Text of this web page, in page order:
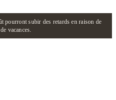
pourront subir des retards en raison de
vacances.